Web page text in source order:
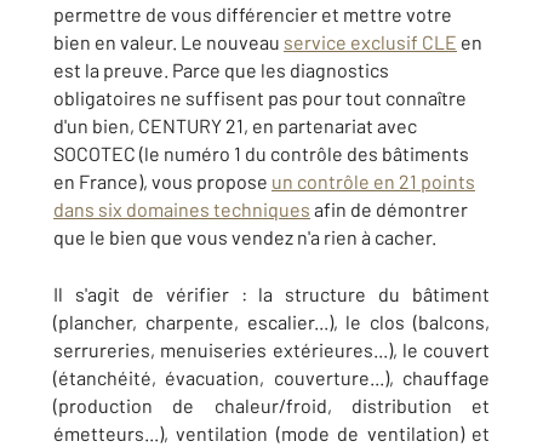
permettre de vous différencier et mettre votre
bien en valeur. Le nouveau service exclusif CLE en
est la preuve. Parce que les diagnostics
obligatoires ne suffisent pas pour tout connaître
d'un bien, CENTURY 21, en partenariat avec
SOCOTEC (le numéro 1 du contrôle des bâtiments
en France), vous propose un contrôle en 21 points
dans six domaines techniques afin de démontrer
que le bien que vous vendez n'a rien à cacher.
Il s'agit de vérifier : la structure du bâtiment
(plancher, charpente, escalier...), le clos (balcons,
serrureries, menuiseries extérieures...), le couvert
(étanchéité, évacuation, couverture...), chauffage
(production de chaleur/froid, distribution et
émetteurs...), ventilation (mode de ventilation) et